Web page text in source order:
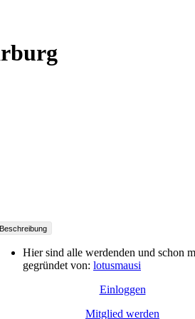
Beschreibung
Hier sind alle werdenden und schon
gegründet von: lotusmausi
Einloggen
Mitglied werden